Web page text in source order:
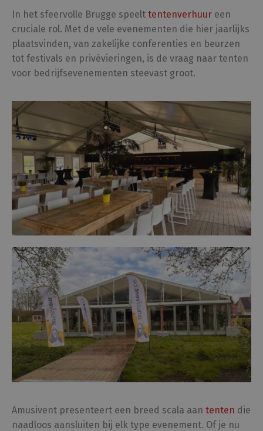
In het sfeervolle Brugge speelt tentenverhuur een
cruciale rol. Met de vele evenementen die hier jaarlijks
plaatsvinden, van zakelijke conferenties en beurzen
tot festivals en privévieringen, is de vraag naar tenten
voor bedrijfsevenementen steevast groot.
Amusivent presenteert een breed scala aan tenten die
naadloos aansluiten bij elk type evenement. Of je nu